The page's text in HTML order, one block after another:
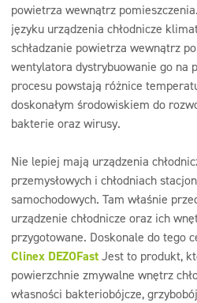
powietrza wewnątrz
języku urządzenia chłodnicze
schładzanie powietrza wewnątrz
wentylatora dystrybuowanie go na
procesu powstają różnice
doskonałym środowiskiem do
bakterie oraz wirusy.
Nie lepiej mają urządzenia
przemysłowych i chłodniach
samochodowych. Tam właśnie
urządzenie chłodnicze oraz ich
przygotowane. Doskonale do tego
Clinex DEZOFastJest to produkt,
powierzchnie zmywalne wnętrz
własności bakteriobójcze,